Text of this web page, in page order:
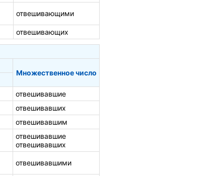
отвешивающими
отвешивающих
Множественное число
отвешивавшие
отвешивавших
отвешивавшим
отвешивавшие
отвешивавших
отвешивавшими